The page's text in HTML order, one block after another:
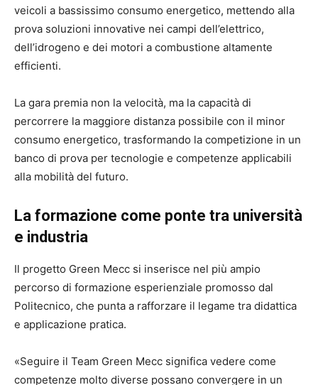
veicoli a bassissimo consumo energetico, mettendo alla
prova soluzioni innovative nei campi dell’elettrico,
dell’idrogeno e dei motori a combustione altamente
efficienti.
La gara premia non la velocità, ma la capacità di
percorrere la maggiore distanza possibile con il minor
consumo energetico, trasformando la competizione in un
banco di prova per tecnologie e competenze applicabili
alla mobilità del futuro.
La formazione come ponte tra università
e industria
Il progetto Green Mecc si inserisce nel più ampio
percorso di formazione esperienziale promosso dal
Politecnico, che punta a rafforzare il legame tra didattica
e applicazione pratica.
«Seguire il Team Green Mecc significa vedere come
competenze molto diverse possano convergere in un